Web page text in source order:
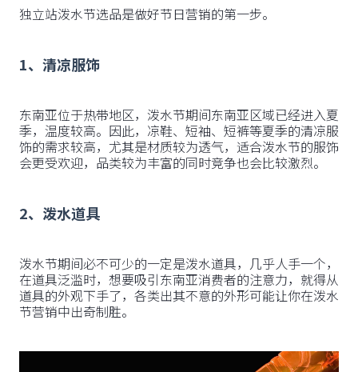
独立站泼水节选品是做好节日营销的第一步。
1、清凉服饰
东南亚位于热带地区，泼水节期间东南亚区域已经进入夏
季，温度较高。因此，凉鞋、短袖、短裤等夏季的清凉服
饰的需求较高，尤其是材质较为透气，适合泼水节的服饰
会更受欢迎，品类较为丰富的同时竞争也会比较激烈。
2、泼水道具
泼水节期间必不可少的一定是泼水道具，几乎人手一个，
在道具泛滥时，想要吸引东南亚消费者的注意力，就得从
道具的外观下手了，各类出其不意的外形可能让你在泼水
节营销中出奇制胜。